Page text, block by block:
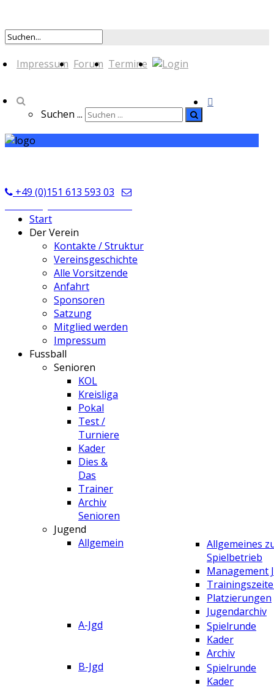
Impressum Forum Termine
Suchen ...
+49 (0)151 613 593 03
Start
Der Verein
Kontakte / Struktur
Vereinsgeschichte
Alle Vorsitzende
Anfahrt
Sponsoren
Satzung
Mitglied werden
Impressum
Fussball
Senioren
KOL
Kreisliga
Pokal
Test /
Turniere
Kader
Dies &
Das
Trainer
Archiv
Senioren
Jugend
Allgemein
Allgemeines
Spielbetrieb
Management
Platzierungen
Jugendarchiv
A-Jgd
Spielrunde
Kader
Archiv
B-Jgd
Spielrunde
Kader